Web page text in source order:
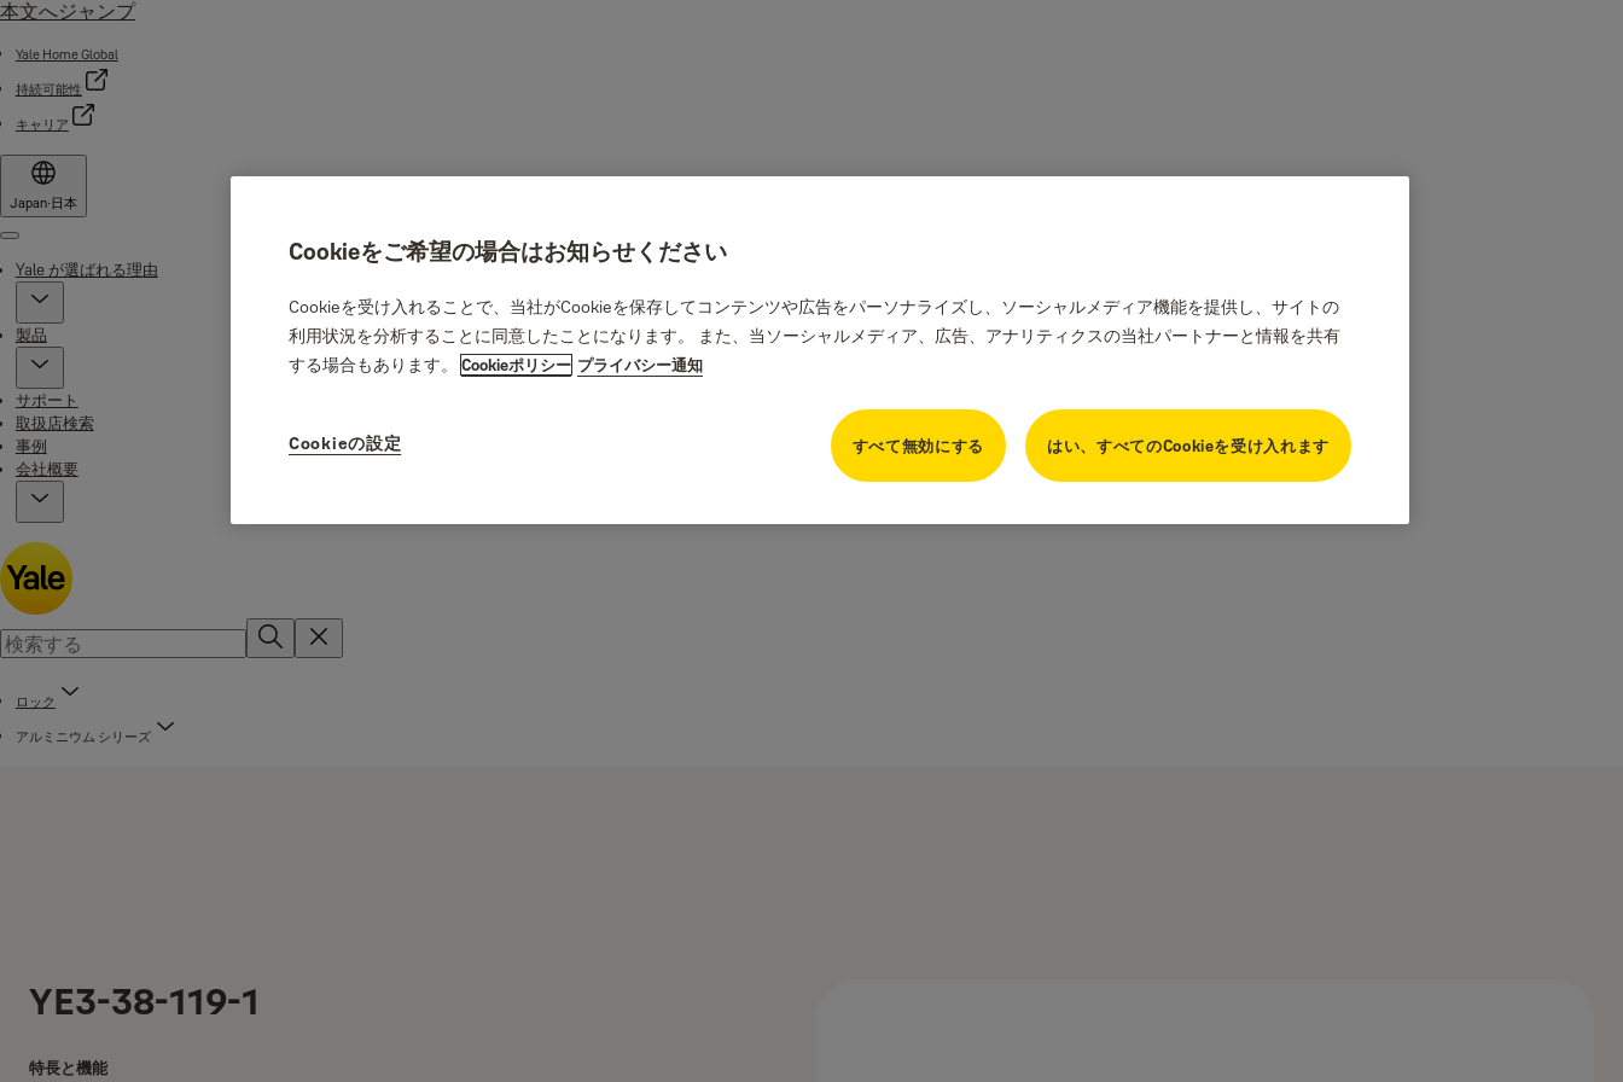
本文へジャンプ
Yale Home Global
持続可能性
キャリア
Japan· 日本
Menu
Yale が選ばれる理由
製品
サポート
取扱店検索
事例
会社概要
ロック
アルミニウム シリーズ
YE3-38-119-1
特長と機能
Cookieをご希望の場合はお知らせください
Cookieを受け入れることで、当社がCookieを保存してコンテンツや広告をパーソナライズし、ソーシャルメディア機能を提供し、サイトの
利用状況を分析することに同意したことになります。 また、当ソーシャルメディア、広告、アナリティクスの当社パートナーと情報を共有
する場合もあります。 Cookieポリシー プライバシー通知
すべて無効にする はい、すべてのCookieを受け入れます
Cookieの設定